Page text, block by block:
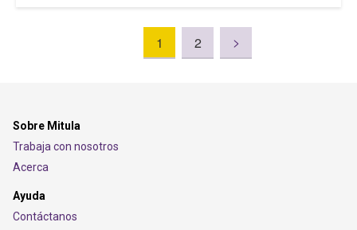
1 2 >
Sobre Mitula
Trabaja con nosotros
Acerca
Ayuda
Contáctanos